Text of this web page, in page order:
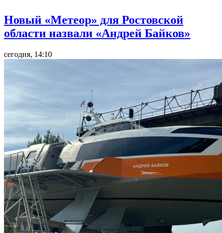
Новый «Метеор» для Ростовской
области назвали «Андрей Байков»
сегодня, 14:10